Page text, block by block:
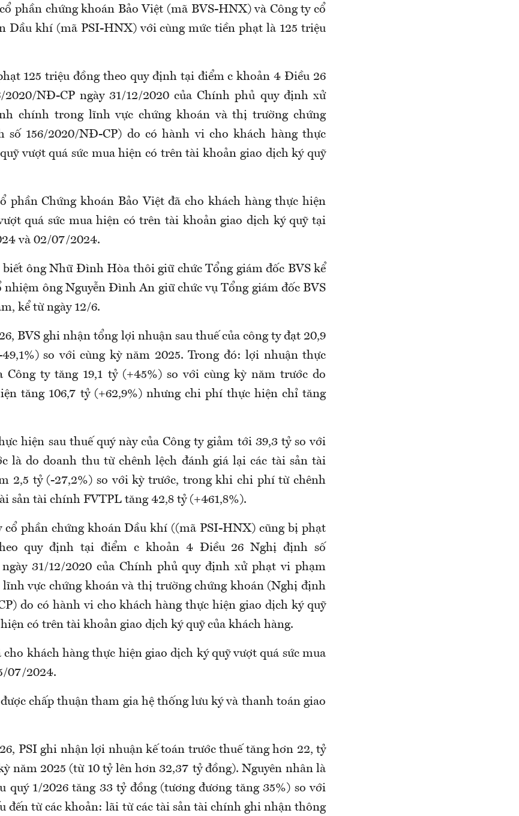
phần chứng khoán Bảo Việt (mã BVS-HNX) và Công ty cổ
Dầu khí (mã PSI-HNX) với cùng mức tiền phạt là 125 triệu
125 triệu đồng theo quy định tại điểm c khoản 4 Điều 26
2020/NĐ-CP ngày 31/12/2020 của Chính phủ quy định xử
chính trong lĩnh vực chứng khoán và thị trường chứng
số 156/2020/NĐ-CP) do có hành vi cho khách hàng thực
vượt quá sức mua hiện có trên tài khoản giao dịch ký quỹ
phần Chứng khoán Bảo Việt đã cho khách hàng thực hiện
quá sức mua hiện có trên tài khoản giao dịch ký quỹ tại
và 02/07/2024.
biết ông Nhữ Đình Hòa thôi giữ chức Tổng giám đốc BVS kể
nhiệm ông Nguyễn Đình An giữ chức vụ Tổng giám đốc BVS
kể từ ngày 12/6.
BVS ghi nhận tổng lợi nhuận sau thuế của công ty đạt 20,9
so với cùng kỳ năm 2025. Trong đó: lợi nhuận thực
Công ty tăng 19,1 tỷ (+45%) so với cùng kỳ năm trước do
tăng 106,7 tỷ (+62,9%) nhưng chi phí thực hiện chỉ tăng
hiện sau thuế quý này của Công ty giảm tới 39,3 tỷ so với
là do doanh thu từ chênh lệch đánh giá lại các tài sản tài
2,5 tỷ (-27,2%) so với kỳ trước, trong khi chi phí từ chênh
sản tài chính FVTPL tăng 42,8 tỷ (+461,8%).
cổ phần chứng khoán Dầu khí ((mã PSI-HNX) cũng bị phạt
quy định tại điểm c khoản 4 Điều 26 Nghị định số
31/12/2020 của Chính phủ quy định xử phạt vi phạm
vực chứng khoán và thị trường chứng khoán (Nghị định
do có hành vi cho khách hàng thực hiện giao dịch ký quỹ
có trên tài khoản giao dịch ký quỹ của khách hàng.
cho khách hàng thực hiện giao dịch ký quỹ vượt quá sức mua
07/2024.
chấp thuận tham gia hệ thống lưu ký và thanh toán giao
PSI ghi nhận lợi nhuận kế toán trước thuế tăng hơn 22, tỷ
năm 2025 (từ 10 tỷ lên hơn 32,37 tỷ đồng). Nguyên nhân là
quý 1/2026 tăng 33 tỷ đồng (tương đương tăng 35%) so với
đến từ các khoản: lãi từ các tài sản tài chính ghi nhận thông